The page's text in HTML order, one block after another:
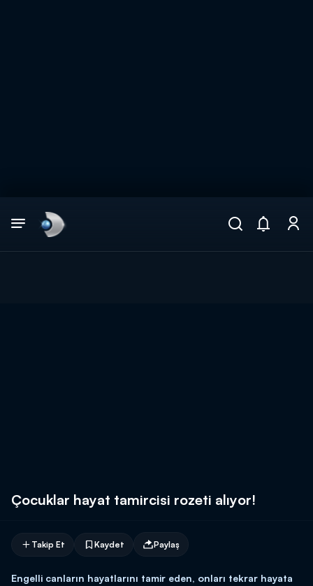
Çocuklar hayat tamircisi rozeti alıyor!
Takip Et Kaydet Paylaş
Engelli canların hayatlarını tamir eden, onları tekrar hayata